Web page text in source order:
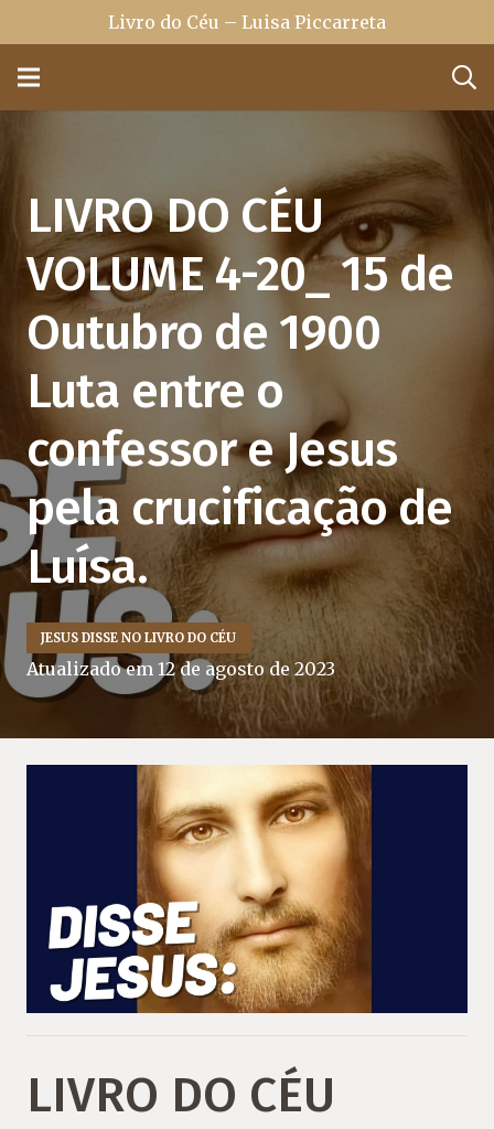
Livro do Céu – Luisa Piccarreta
LIVRO DO CÉU
VOLUME 4-20_ 15 de
Outubro de 1900
Luta entre o
confessor e Jesus
pela crucificação de
Luísa.
JESUS DISSE NO LIVRO DO CÉU
Atualizado em 12 de agosto de 2023
LIVRO DO CÉU